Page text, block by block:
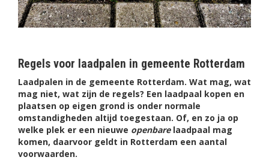
Regels voor laadpalen in gemeente Rotterdam
Laadpalen in de gemeente Rotterdam. Wat mag, wat
mag niet, wat zijn de regels? Een laadpaal kopen en
plaatsen op eigen grond is onder normale
omstandigheden altijd toegestaan. Of, en zo ja op
welke plek er een nieuwe openbarelaadpaal mag
komen, daarvoor geldt in Rotterdam een aantal
voorwaarden.